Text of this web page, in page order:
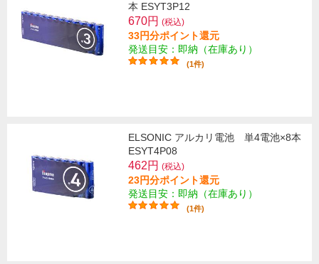
本 ESYT3P12
670円 (税込)
33円分ポイント還元
発送目安：即納（在庫あり）
(1件)
ELSONIC アルカリ電池 単4電池×8本
ESYT4P08
462円 (税込)
23円分ポイント還元
発送目安：即納（在庫あり）
(1件)